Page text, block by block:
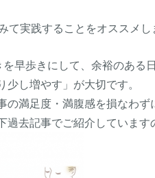
実践することをオススメし
早歩きにして、余裕のある
し増やす」が大切です。
満足度・満腹感を損なわず
去記事でご紹介しています